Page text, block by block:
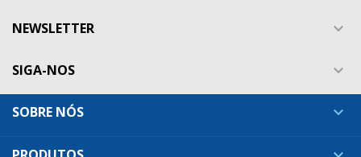
NEWSLETTER 
SIGA-NOS 
SOBRE NÓS 